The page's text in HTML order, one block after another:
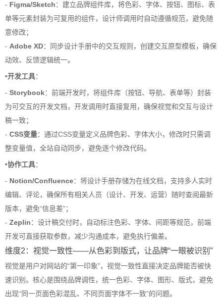
- Figma/Sketch：建立品牌组件库，将色彩、字体、按钮、图标、表
单等元素封装为可复用的组件，设计师调用时自动遵循规范，避免随
意修改；
- Adobe XD：同步设计手册中的交互规则，创建交互原型模板，确保
动效、反馈逻辑统一。
•开发工具：
- Storybook：前端开发时，将组件库（按钮、导航、表单等）封装
为可交互的开发文档，开发调用时直接复用，确保视觉和交互与设计
稿一致；
- CSS变量：通过CSS变量定义品牌色彩、字体大小，修改时只需调
整变量值，全站自动同步，避免逐个修改代码。
•协作工具：
- Notion/Confluence：将设计手册存储为在线文档，支持多人实时
编辑、评论，确保所有相关人员（设计、开发、运营）随时查阅最新
版本，避免“信息差”；
- Zeplin：设计稿交付时，自动标注色彩、字体、间距等规范，前端
开发可直接获取参数，减少沟通成本，避免执行偏差。
维度2：视觉一致性——从色彩到版式，让品牌“一眼被识别”
视觉是用户对网站的“第一印象”，视觉一致性直接决定品牌能否被快
速识别。核心是围绕品牌调性，统一色彩、字体、图形、版式，避免
出现“同一页面色彩混乱、不同页面字体不一致”的问题。